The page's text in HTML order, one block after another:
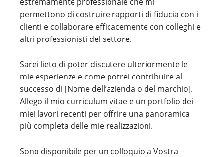
permettono di costruire rapporti di fiducia con i
clienti e collaborare efficacemente con colleghi e
altri professionisti del settore.
Sarei lieto di poter discutere ulteriormente le
mie esperienze e come potrei contribuire al
successo di [Nome dell’azienda o del marchio].
Allego il mio curriculum vitae e un portfolio dei
miei lavori recenti per offrire una panoramica
più completa delle mie realizzazioni.
Sono disponibile per un colloquio a Vostra